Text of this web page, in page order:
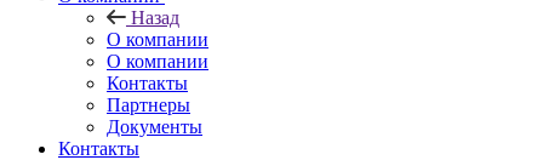
Назад
О компании
О компании
Контакты
Партнеры
Документы
Контакты